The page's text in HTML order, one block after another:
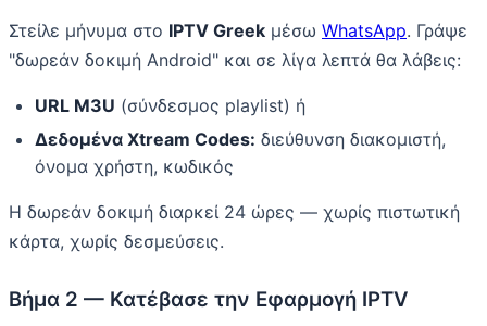
Στείλε μήνυμα στο IPTV Greek μέσω WhatsApp. Γράψε
"δωρεάν δοκιμή Android" και σε λίγα λεπτά θα λάβεις:
URL M3U (σύνδεσμος playlist) ή
Δεδομένα Xtream Codes: διεύθυνση διακομιστή,
όνομα χρήστη, κωδικός
Η δωρεάν δοκιμή διαρκεί 24 ώρες — χωρίς πιστωτική
κάρτα, χωρίς δεσμεύσεις.
Βήμα 2 — Κατέβασε την Εφαρμογή IPTV